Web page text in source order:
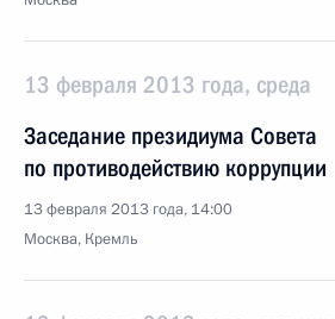
13 февраля 2013 года, среда
Заседание президиума Совета
по противодействию коррупции
13 февраля 2013 года, 14:00
Москва, Кремль